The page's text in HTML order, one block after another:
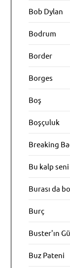
Bob Dylan
Bodrum
Border
Borges
Boş
Boşçuluk
Breaking
Bu kalp
Burası da
Burç
Buster'ın
Buz Pateni